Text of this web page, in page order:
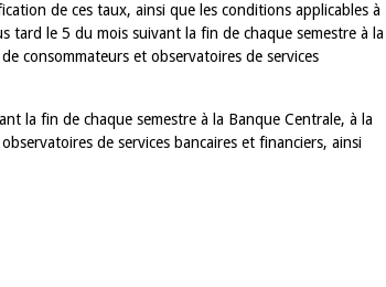
de ces taux, ainsi que les conditions applicables à
tard le 5 du mois suivant la fin de chaque semestre à la
consommateurs et observatoires de services
la fin de chaque semestre à la Banque Centrale, à la
de services bancaires et financiers, ainsi